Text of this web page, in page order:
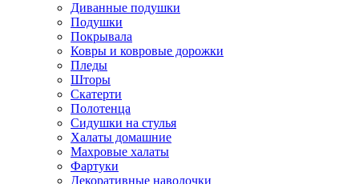
Диванные подушки
Подушки
Покрывала
Ковры и ковровые дорожки
Пледы
Шторы
Скатерти
Полотенца
Сидушки на стулья
Халаты домашние
Махровые халаты
Фартуки
Декоративные наволочки